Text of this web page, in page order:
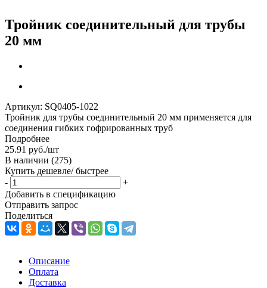
Тройник соединительный для трубы
20 мм
Артикул: SQ0405-1022
Тройник для трубы соединительный 20 мм применяется для
соединения гибких гофрированных труб
Подробнее
25.91 руб./шт
В наличии (275)
Купить дешевле/ быстрее
-
+
Добавить в спецификацию
Отправить запрос
Поделиться
Описание
Оплата
Доставка